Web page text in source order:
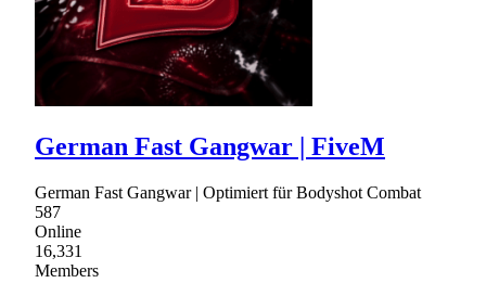
German Fast Gangwar | FiveM
German Fast Gangwar | Optimiert für Bodyshot Combat
587
Online
16,331
Members